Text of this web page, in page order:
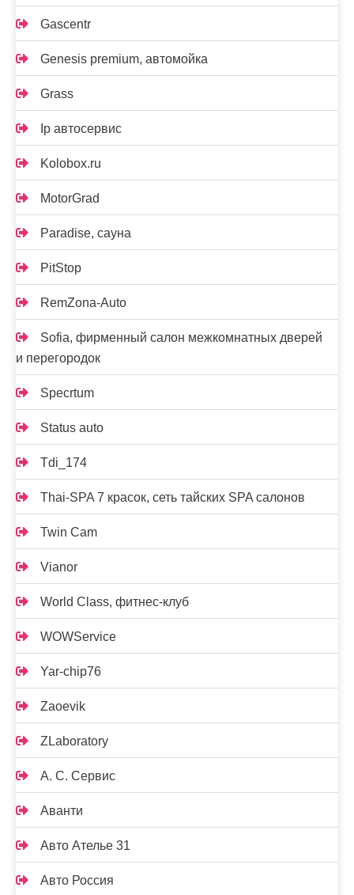
Gascentr
Genesis premium, автомойка
Grass
Ip автосервис
Kolobox.ru
MotorGrad
Paradise, сауна
PitStop
RemZona-Auto
Sofia, фирменный салон межкомнатных дверей
и перегородок
Specrtum
Status auto
Tdi_174
Thai-SPA 7 красок, сеть тайских SPA салонов
Twin Cam
Vianor
World Class, фитнес-клуб
WOWService
Yar-chip76
Zaoevik
ZLaboratory
А. С. Сервис
Аванти
Авто Ателье 31
Авто Россия